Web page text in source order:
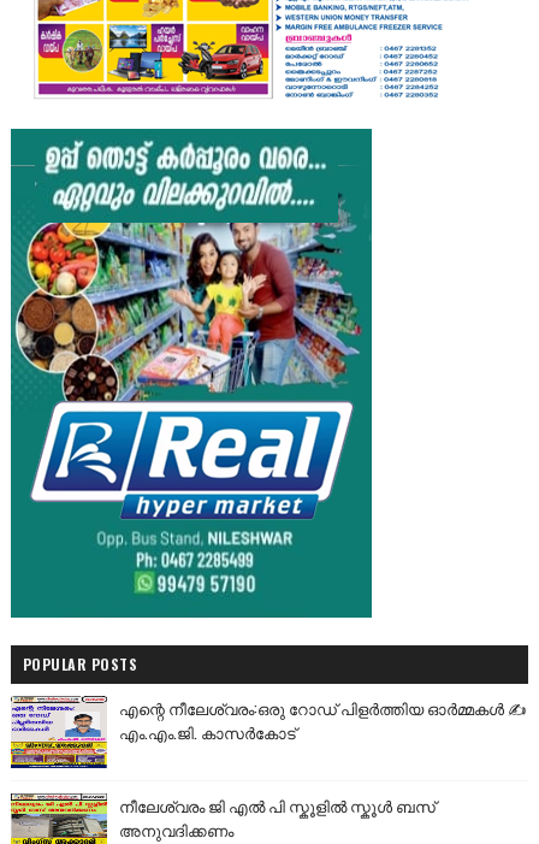
POPULAR POSTS
എന്റെ നീലേശ്വരം:ഒരു റോഡ് പിളർത്തിയ ഓർമ്മകൾ ✍️
എം.എം.ജി. കാസർകോട്
നീലേശ്വരം ജി എൽ പി സ്കൂളിൽ സ്കൂൾ ബസ്
അനുവദിക്കണം